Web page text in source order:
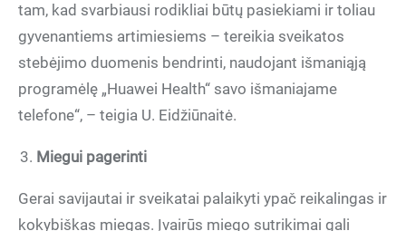
tam, kad svarbiausi rodikliai būtų pasiekiami ir toliau
gyvenantiems artimiesiems – tereikia sveikatos
stebėjimo duomenis bendrinti, naudojant išmaniąją
programėlę „Huawei Health“ savo išmaniajame
telefone“, – teigia U. Eidžiūnaitė.
Miegui pagerinti
Gerai savijautai ir sveikatai palaikyti ypač reikalingas ir
kokybiškas miegas. Įvairūs miego sutrikimai gali